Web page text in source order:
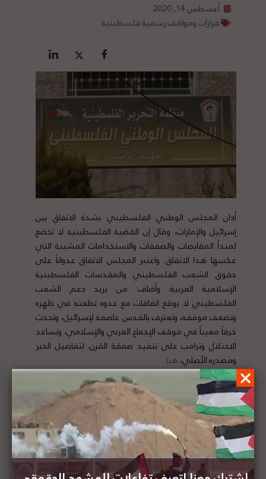
أغسطس 14, 2020
قرارات ومواقف رسمية فلسطينية
أدان المجلس الوطني الفلسطيني بشدة الاتفاق بين
إسرائيل والإمارات، وقال إن القضية الفلسطينية لا تخضع
لمبدأ المقايضات والصفقات والاستخدامات المشينة التي
عكسها هذا الاتفاق. واعتبر المجلس الاتفاق عدواناً على
حقوق الشعب الفلسطيني والمقدسات الفلسطينية
الإسلامية العربية. وأضاف: من يريد دعم الشعب
الفلسطيني لا يوقع اتفاقات مع عدوه تطعنه في ظهره
وتضعف موقفه، وتعترف بالقدس عاصمة لإسرائيل، وتحدث
خرقاً معيباً في موقف الإجماع العربي والإسلامي، وتساعد
الاحتلال وترامب على تنفيذ صفقة القرن. لتفاصيل الخبر
ومصدره الأصلي،هنا
فيصل عرنكي: موقف الإمارات بالتطبيع مشين وإن
خطة الضم ما تزال على الطاولة الإسرائيلية